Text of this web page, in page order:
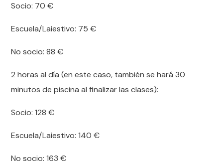
Socio: 70€
Escuela/Laiestivo: 75€
No socio: 88€
2 horas al día (en este caso, también se hará 30
minutos de piscina al finalizar las clases):
Socio: 128€
Escuela/Laiestivo: 140€
No socio: 163€